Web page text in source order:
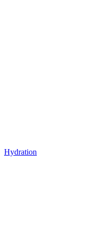
Hydration